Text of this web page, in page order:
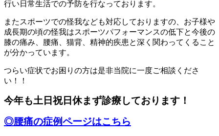
行い日常生活での予防を行なっております。
またスポーツでの怪我なども対応しておりますの、お子様や
成長期の頃の怪我はスポーツパフォーマンスの低下と今後の
膝の痛み、腰痛、猫背、精神的疾患と深く関わってくること
が分かっています。
つらい症状でお困りの方は是非当院に一度ご相談くださ
い！！
今年も土日祝日休まず診療しております！
◎腰痛の症例ページはこちら